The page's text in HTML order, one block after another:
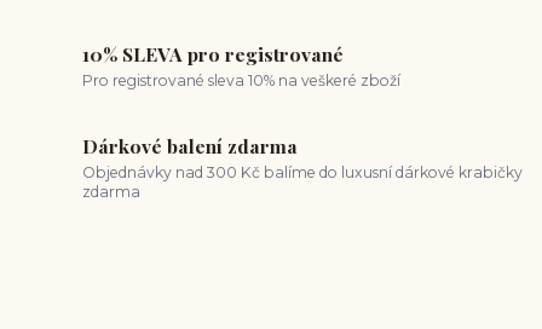
10% SLEVA pro registrované
Pro registrované sleva 10% na veškeré zboží
Dárkové balení zdarma
Objednávky nad 300 Kč balíme do luxusní dárkové krabičky
zdarma